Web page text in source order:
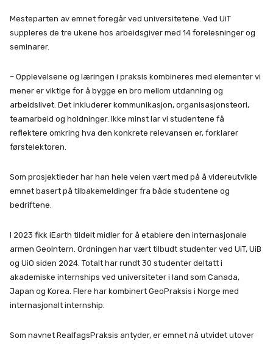
Mesteparten av emnet foregår ved universitetene. Ved UiT
suppleres de tre ukene hos arbeidsgiver med 14 forelesninger og
seminarer.
– Opplevelsene og læringen i praksis kombineres med elementer vi
mener er viktige for å bygge en bro mellom utdanning og
arbeidslivet. Det inkluderer kommunikasjon, organisasjonsteori,
teamarbeid og holdninger. Ikke minst lar vi studentene få
reflektere omkring hva den konkrete relevansen er, forklarer
førstelektoren.
Som prosjektleder har han hele veien vært med på å videreutvikle
emnet basert på tilbakemeldinger fra både studentene og
bedriftene.
I 2023 fikk iEarth tildelt midler for å etablere den internasjonale
armen GeoIntern. Ordningen har vært tilbudt studenter ved UiT, UiB
og UiO siden 2024. Totalt har rundt 30 studenter deltatt i
akademiske internships ved universiteter i land som Canada,
Japan og Korea. Flere har kombinert GeoPraksis i Norge med
internasjonalt internship.
Som navnet RealfagsPraksis antyder, er emnet nå utvidet utover